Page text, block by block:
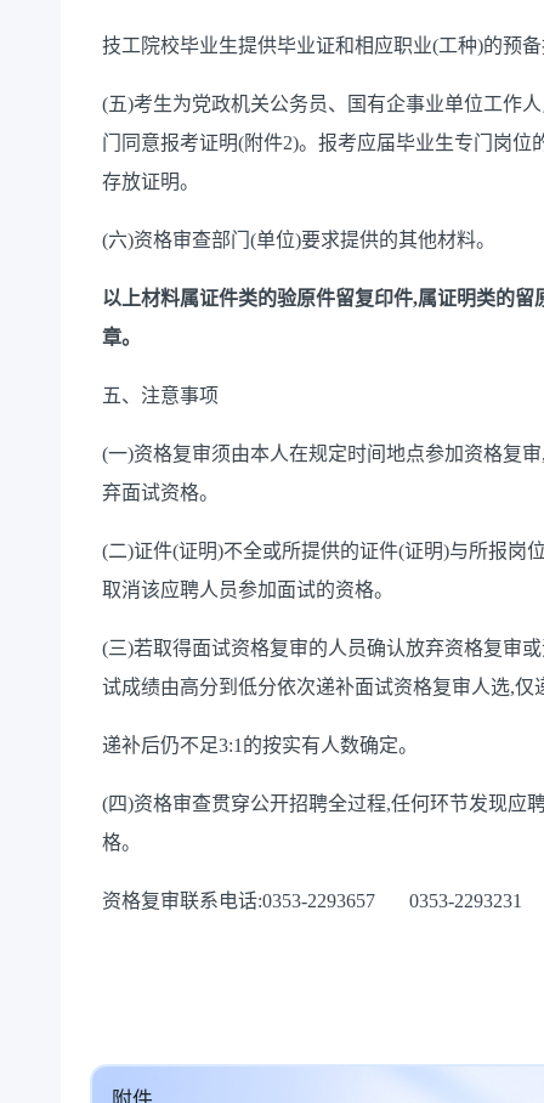
技工院校毕业生提供毕业证和相应职业(工种)的预
(五)考生为党政机关公务员、国有企事业单位工作
门同意报考证明(附件2)。报考应届毕业生专门岗位
存放证明。
(六)资格审查部门(单位)要求提供的其他材料。
以上材料属证件类的验原件留复印件,属证明类的留
章。
五、注意事项
(一)资格复审须由本人在规定时间地点参加资格复
弃面试资格。
(二)证件(证明)不全或所提供的证件(证明)与所报岗
取消该应聘人员参加面试的资格。
(三)若取得面试资格复审的人员确认放弃资格复审
试成绩由高分到低分依次递补面试资格复审人选,仅
递补后仍不足3:1的按实有人数确定。
(四)资格审查贯穿公开招聘全过程,任何环节发现应
格。
资格复审联系电话:0353-2293657 0353-2293231